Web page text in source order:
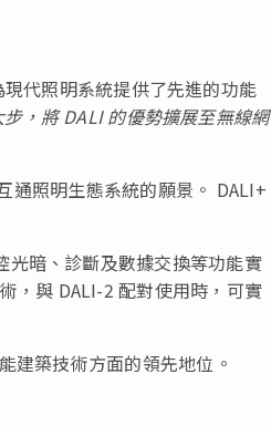
代照明系統提供了先進的功能
步，將 DALI 的優勢擴展至無線網
通照明生態系統的願景。 DALI+
光暗、診斷及數據交換等功能實
，與 DALI-2 配對使用時，可實
建築技術方面的領先地位。